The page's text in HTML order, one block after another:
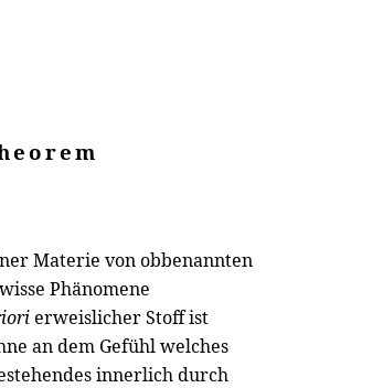
Materie von obbenannten
Phänomene
erweislicher Stoff ist
an dem Gefühl welches
innerlich durch